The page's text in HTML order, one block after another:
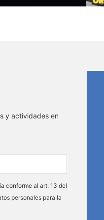
y actividades en
conforme al art. 13 del
personales para la